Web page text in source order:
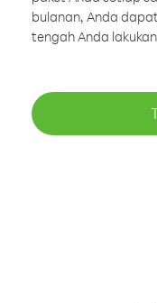
bulanan, Anda
tengah Anda lakukan